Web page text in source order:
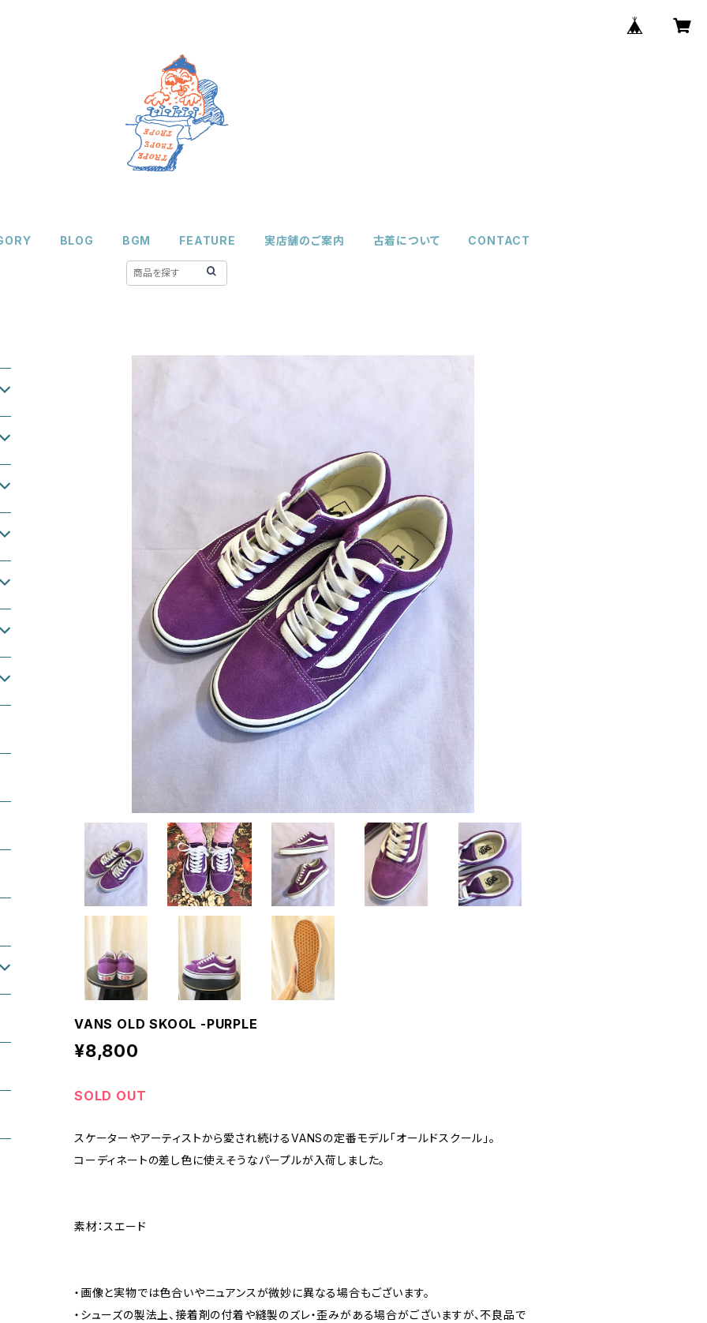
BLOG BGM FEATURE 実店舗のご案内 古着について CONTACT
VANS OLD SKOOL -PURPLE
¥8,800
SOLD OUT
スケーターやアーティストから愛され続けるVANSの定番モデル「オールドスクール」。
コーディネートの差し色に使えそうなパープルが入荷しました。
素材：スエード
・画像と実物では色合いやニュアンスが微妙に異なる場合もございます。
・シューズの製法上、接着剤の付着や縫製のズレ・歪みがある場合がございますが、不良品で